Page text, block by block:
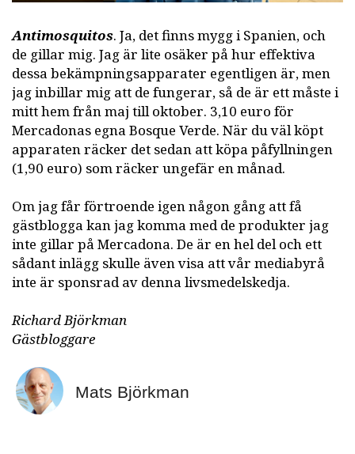
Antimosquitos. Ja, det finns mygg i Spanien, och
de gillar mig. Jag är lite osäker på hur effektiva
dessa bekämpningsapparater egentligen är, men
jag inbillar mig att de fungerar, så de är ett måste i
mitt hem från maj till oktober. 3,10 euro för
Mercadonas egna Bosque Verde. När du väl köpt
apparaten räcker det sedan att köpa påfyllningen
(1,90 euro) som räcker ungefär en månad.
Om jag får förtroende igen någon gång att få
gästblogga kan jag komma med de produkter jag
inte gillar på Mercadona. De är en hel del och ett
sådant inlägg skulle även visa att vår mediabyrå
inte är sponsrad av denna livsmedelskedja.
Richard Björkman
Gästbloggare
Mats Björkman